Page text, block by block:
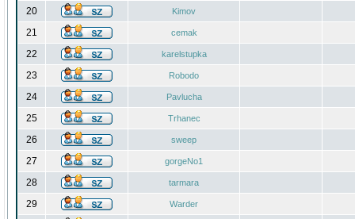
20 Kimov
21 cemak
22 karelstupka
23 Robodo
24 Pavlucha
25 Trhanec
26 sweep
27 gorgeNo1
28 tarmara
29 Warder